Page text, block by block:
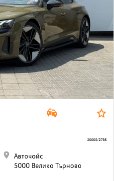
Авточойс
5000 Велико Търново
20005/2735